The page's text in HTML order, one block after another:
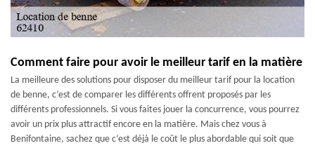
Comment faire pour avoir le meilleur tarif en la matière
La meilleure des solutions pour disposer du meilleur tarif pour la location
de benne, c’est de comparer les différents offrent proposés par les
différents professionnels. Si vous faites jouer la concurrence, vous pourrez
avoir un prix plus attractif encore en la matière. Mais chez vous à
Benifontaine, sachez que c’est déjà le coût le plus abordable qui soit que